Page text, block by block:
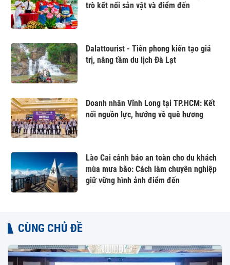
trò kết nối sản vật và điểm đến
Dalattourist - Tiên phong kiến tạo giá
trị, nâng tầm du lịch Đà Lạt
Doanh nhân Vĩnh Long tại TP.HCM: Kết
nối nguồn lực, hướng về quê hương
Lào Cai cảnh báo an toàn cho du khách
mùa mưa bão: Cách làm chuyên nghiệp
giữ vững hình ảnh điểm đến
CÙNG CHỦ ĐỀ